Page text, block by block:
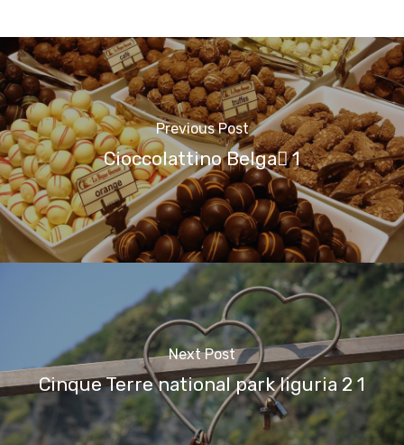
Previous Post
Cioccolattino Belga 1
Next Post
Cinque Terre national park liguria 2 1